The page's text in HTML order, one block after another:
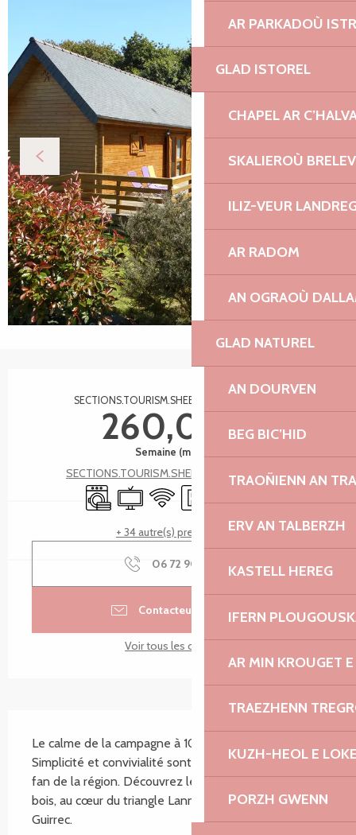
AR PARKADOÙ ISTR
GLAD ISTOREL
CHAPEL AR
SKALIEROÙ
ILIZ-VEUR
AR RADOM
AN OGRAOÙ
GLAD NATUREL
AN DOURVEN
BEG BIC’HID
TRAOÑIENN AN
ERV AN TALBERZH
KASTELL HEREG
IFERN
AR MIN KROUGET
TRAEZHENN
KUZH-HEOL E
PORZH GWENN
SECTIONS.TOURISM.SHEET.TARIFFS.FROMTO
260,00 €
Semaine (meublé)
SECTIONS.TOURISM.SHEET.TARIFFS.SEE_ALL
Lave lingeTélévision
WiFi Parking
+ 34 autre(s) prestation(s)
06 72 90 75 ▒▒
Contacteur par email
Voir tous les contacts
Le calme de la campagne à 10 min des plages.
Simplicité et convivialité sont les mots d'ordre d'une
fan de la région. Découvrez le charme d'un chalet en
bois, au cœur du triangle Lannion, Tréguier, Perros-
Guirrec.